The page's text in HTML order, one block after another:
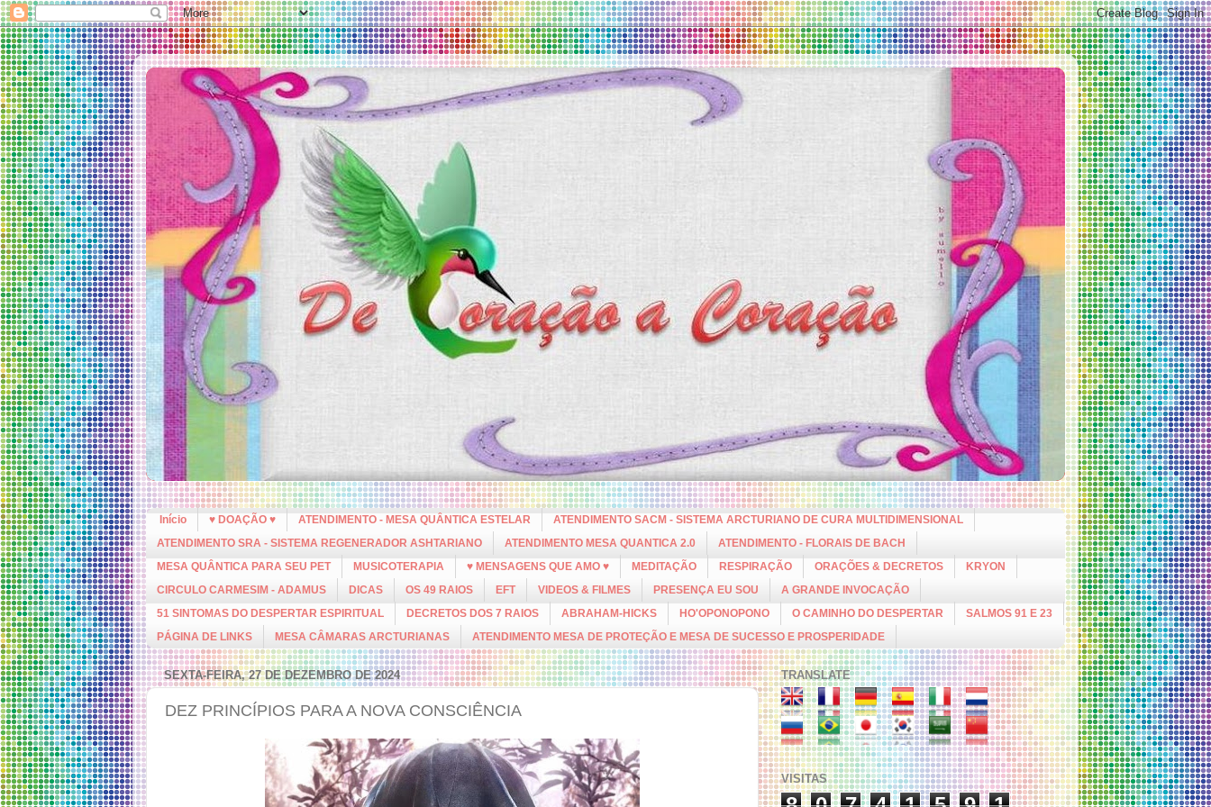
Início ♥ DOAÇÃO ♥ ATENDIMENTO - MESA QUÂNTICA ESTELAR
ATENDIMENTO SACM - SISTEMA ARCTURIANO DE CURA MULTIDIMENSIONAL
ATENDIMENTO SRA - SISTEMA REGENERADOR ASHTARIANO
ATENDIMENTO MESA QUANTICA 2.0
ATENDIMENTO - FLORAIS DE BACH
MESA QUÂNTICA PARA SEU PET
MUSICOTERAPIA ♥ MENSAGENS QUE AMO ♥ MEDITAÇÃO RESPIRAÇÃO ORAÇÕES & DECRETOS
KRYON
CIRCULO CARMESIM - ADAMUS
DICAS OS 49 RAIOS EFT VIDEOS & FILMES PRESENÇA EU SOU
A GRANDE INVOCAÇÃO
51 SINTOMAS DO DESPERTAR ESPIRITUAL
DECRETOS DOS 7 RAIOS ABRAHAM-HICKS HO'OPONOPONO O CAMINHO DO DESPERTAR
SALMOS 91 E 23
PÁGINA DE LINKS
MESA CÂMARAS ARCTURIANAS ATENDIMENTO MESA DE PROTEÇÃO E MESA DE SUCESSO E PROSPERIDADE
SEXTA-FEIRA, 27 DE DEZEMBRO DE 2024
DEZ PRINCÍPIOS PARA A NOVA CONSCIÊNCIA
TRANSLATE
VISITAS